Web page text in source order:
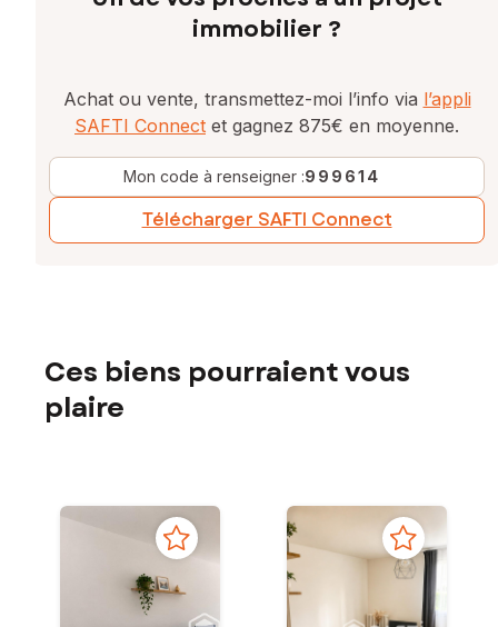
immobilier ?
Achat ou vente, transmettez-moi l’info via l’appli
SAFTI Connect et gagnez 875€ en moyenne.
Mon code à renseigner :999614
Télécharger SAFTI Connect
Ces biens pourraient vous
plaire